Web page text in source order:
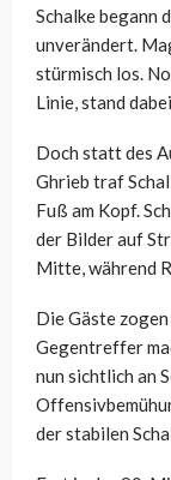
Schalke begann
unverändert.
stürmisch los.
Linie, stand
Doch statt des
Ghrieb traf
Fuß am Kopf.
der Bilder auf
Mitte, während
Die Gäste
Gegentreffer
nun sichtlich an
der stabilen